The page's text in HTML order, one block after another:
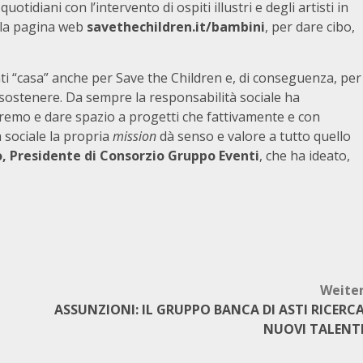
con l’intervento di ospiti illustri e degli artisti in
pagina web savethechildren.it/bambini, per dare cibo,
anche per Save the Children e, di conseguenza, per
Da sempre la responsabilità sociale ha
e dare spazio a progetti che fattivamente e con
la propria missiondà senso e valore a tutto quello
Presidente di Consorzio Gruppo Eventi, che ha ideato,
ASSUNZIONI: IL GRUPPO BANCA DI ASTI
NUOVI